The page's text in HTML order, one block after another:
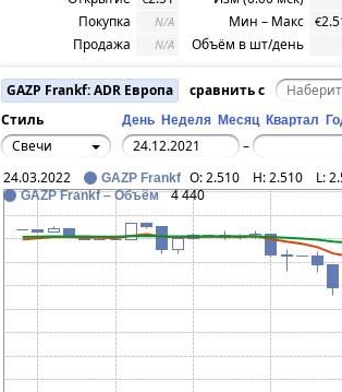
Покупка
N/A
Продажа N/A
Мин – Макс
€
Объём в шт/день
GAZP Frankf: ADR Европа
сравнить с
Стиль
День Неделя Месяц Квартал
Свечи
–
24.03.2022
GAZP Frankf O:2.510 H:2.510 L:
GAZP Frankf – Объём 4 440